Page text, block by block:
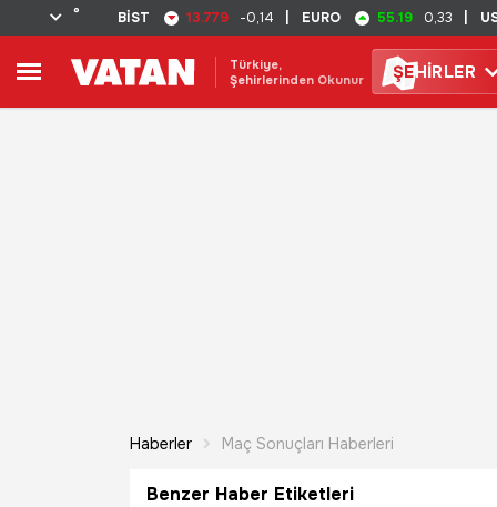
° BİST 13.779 -0,14 EURO 55.19 0,33
Türkiye,
Şehirlerinden Okunur
ŞEHİRLER
Haberler Maç Sonuçları Haberleri
Benzer Haber Etiketleri